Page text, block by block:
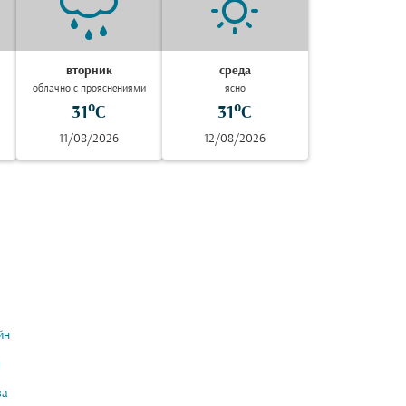
вторник
облачно с прояснениями
31°C
11/08/2026
среда
ясно
31°C
12/08/2026